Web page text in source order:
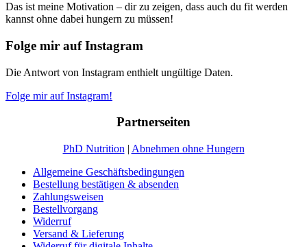
Das ist meine Motivation – dir zu zeigen, dass auch du fit werden
kannst ohne dabei hungern zu müssen!
Folge mir auf Instagram
Die Antwort von Instagram enthielt ungültige Daten.
Folge mir auf Instagram!
Partnerseiten
PhD Nutrition | Abnehmen ohne Hungern
Allgemeine Geschäftsbedingungen
Bestellung bestätigen & absenden
Zahlungsweisen
Bestellvorgang
Widerruf
Versand & Lieferung